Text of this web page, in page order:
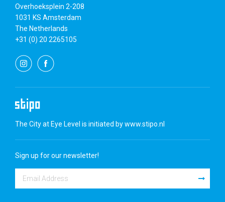
Overhoeksplein 2-208
1031 KS Amsterdam
The Netherlands
+31 (0) 20 2265105
The City at Eye Level is initiated bywww.stipo.nl
Sign up for our newsletter!